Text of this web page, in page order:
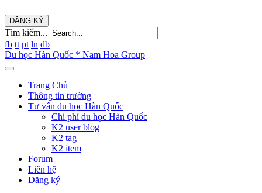
ĐĂNG KÝ
Tìm kiếm...
fb tt pt ln db
Du học Hàn Quốc * Nam Hoa Group
Trang Chủ
Thông tin trường
Tư vấn du học Hàn Quốc
Chi phí du học Hàn Quốc
K2 user blog
K2 tag
K2 item
Forum
Liên hệ
Đăng ký